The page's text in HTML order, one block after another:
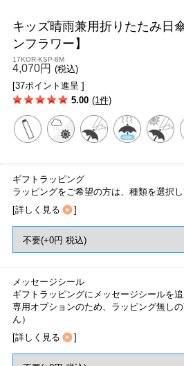
キッズ晴雨兼用折りたたみ日
ンフラワー】
17KOR-KSP-8M
4,070円 (税込)
[37ポイント進呈 ]
5.00 (1件)
ギフトラッピング
ラッピングをご希望の方は、種類を選択し
[詳しく見る ]
メッセージシール
ギフトラッピングにメッセージシールを
専用オプションのため、ラッピング無し
ん）
[詳しく見る ]